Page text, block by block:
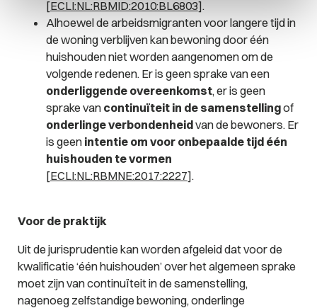
[ECLI:NL:RBMID:2010:BL6803].
Alhoewel de arbeidsmigranten voor langere tijd in
de woning verblijven kan bewoning door één
huishouden niet worden aangenomen om de
volgende redenen. Er is geen sprake van een
onderliggende overeenkomst, er is geen
sprake van continuïteit in de samenstellingof
onderlinge verbondenheidvan de bewoners. Er
is geen intentie om voor onbepaalde tijd één
huishouden te vormen
[ECLI:NL:RBMNE:2017:2227].
Voor de praktijk
Uit de jurisprudentie kan worden afgeleid dat voor de
kwalificatie ‘één huishouden’ over het algemeen sprake
moet zijn van continuïteit in de samenstelling,
nagenoeg zelfstandige bewoning, onderlinge